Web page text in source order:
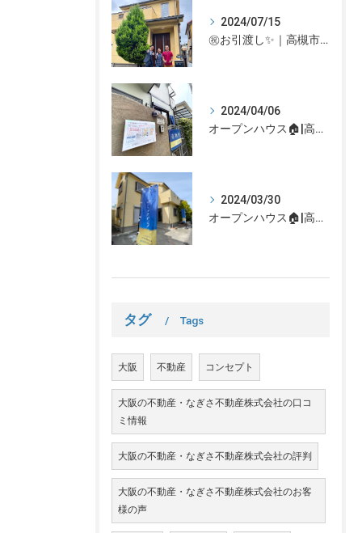
2024/07/15
㊗お引渡し✨｜高槻市での不動産売却、不動産売買の事、何でもなぎさ不動産までご相談ください！
2024/04/06
オープンハウス🏠|高槻市の不動産売却、不動産空き家のご相談はなぎさ不動産まで！
2024/03/30
オープンハウス🏠|高槻市の不動産売却、不動産空き家のご相談はなぎさ不動産まで！
タグ Tags
大阪 不動産 コンセプト
大阪の不動産・なぎさ不動産株式会社の口コ
ミ情報
大阪の不動産・なぎさ不動産株式会社の評判
大阪の不動産・なぎさ不動産株式会社のお客
様の声